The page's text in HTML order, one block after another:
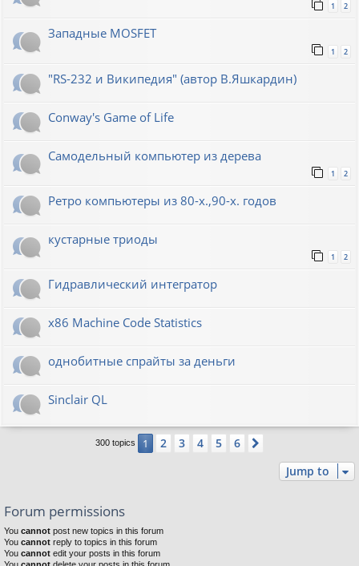
1 2
Западные MOSFET
1 2
"RS-232 и Википедия" (автор В.Яшкардин)
Conway's Game of Life
Самодельный компьютер из дерева
1 2
Ретро компьютеры из 80-х.,90-х. годов
кустарные триоды
1 2
Гидравлический интегратор
x86 Machine Code Statistics
однобитные спрайты за деньги
Sinclair QL
300 topics 1 2 3 4 5 6
Jump to
Forum permissions
You cannot post new topics in this forum
You cannot reply to topics in this forum
You cannot edit your posts in this forum